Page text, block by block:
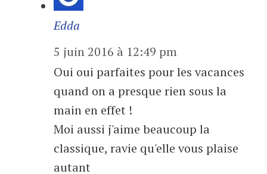
Edda
5 juin 2016 à 12:49 pm
Oui oui parfaites pour les vacances
quand on a presque rien sous la
main en effet !
Moi aussi j'aime beaucoup la
classique, ravie qu'elle vous plaise
autant